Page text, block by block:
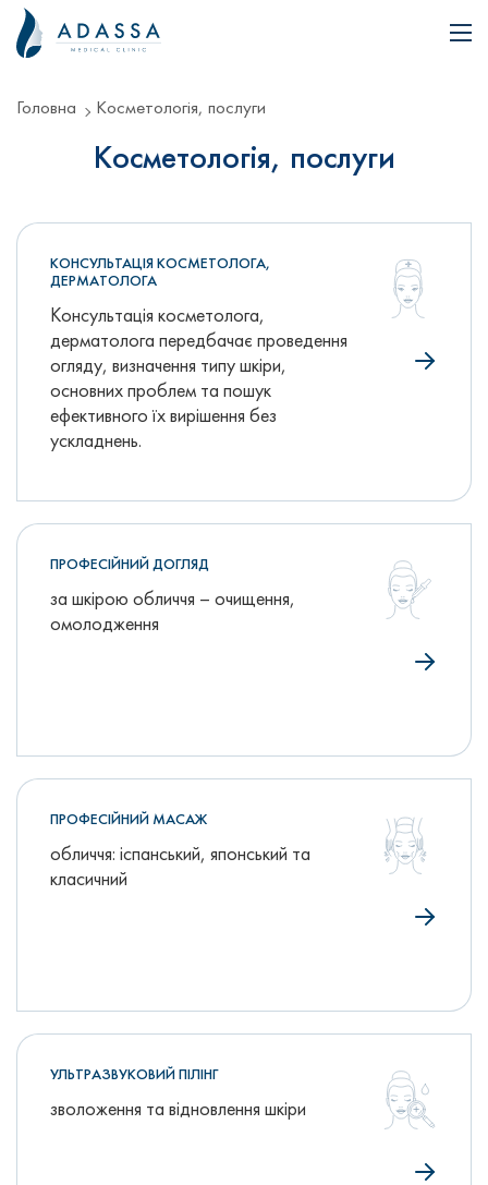
Головна Косметологія, послуги
Косметологія, послуги
КОНСУЛЬТАЦІЯ КОСМЕТОЛОГА,
ДЕРМАТОЛОГА
Консультація косметолога,
дерматолога передбачає проведення
огляду, визначення типу шкіри,
основних проблем та пошук
ефективного їх вирішення без
ускладнень.
+
ПРОФЕСІЙНИЙ ДОГЛЯД
за шкірою обличчя – очищення,
омолодження
ПРОФЕСІЙНИЙ МАСАЖ
обличчя: іспанський, японський та
класичний
УЛЬТРАЗВУКОВИЙ ПІЛІНГ
зволоження та відновлення шкіри